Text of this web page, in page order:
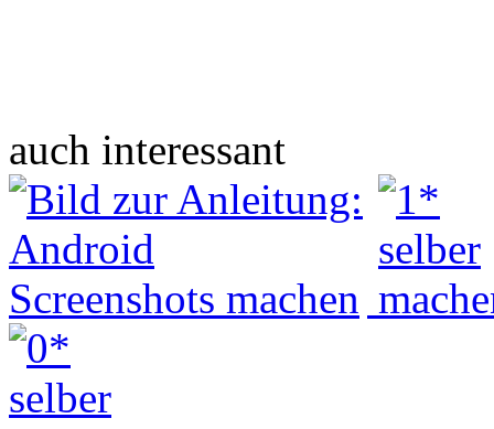
auch interessant